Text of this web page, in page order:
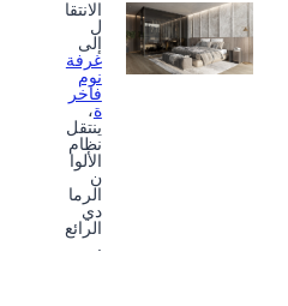
الانتقا
ل
إلى
غرفة
نوم
فاخر
ة،
ينتقل
نظام
الألوا
ن
الرما
دي
الرائع
.